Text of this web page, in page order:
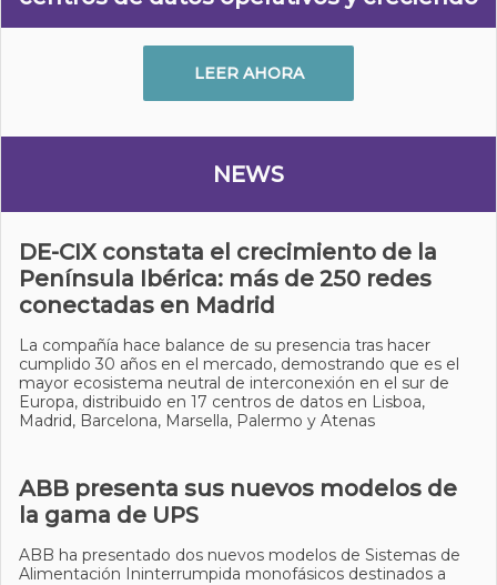
LEER AHORA
NEWS
DE-CIX constata el crecimiento de la
Península Ibérica: más de 250 redes
conectadas en Madrid
La compañía hace balance de su presencia tras hacer
cumplido 30 años en el mercado, demostrando que es el
mayor ecosistema neutral de interconexión en el sur de
Europa, distribuido en 17 centros de datos en Lisboa,
Madrid, Barcelona, Marsella, Palermo y Atenas
ABB presenta sus nuevos modelos de
la gama de UPS
ABB ha presentado dos nuevos modelos de Sistemas de
Alimentación Ininterrumpida monofásicos destinados a